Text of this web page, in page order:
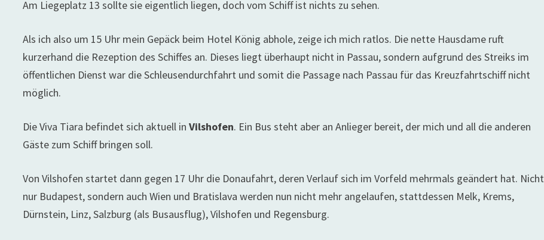
Am Liegeplatz 13 sollte sie eigentlich liegen, doch vom Schiff ist nichts zu sehen.
Als ich also um 15 Uhr mein Gepäck beim Hotel König abhole, zeige ich mich ratlos. Die nette Hausdame ruft
kurzerhand die Rezeption des Schiffes an. Dieses liegt überhaupt nicht in Passau, sondern aufgrund des Streiks im
öffentlichen Dienst war die Schleusendurchfahrt und somit die Passage nach Passau für das Kreuzfahrtschiff nicht
möglich.
Die Viva Tiara befindet sich aktuell inVilshofen. Ein Bus steht aber an Anlieger bereit, der mich und all die anderen
Gäste zum Schiff bringen soll.
Von Vilshofen startet dann gegen 17 Uhr die Donaufahrt, deren Verlauf sich im Vorfeld mehrmals geändert hat. Nicht
nur Budapest, sondern auch Wien und Bratislava werden nun nicht mehr angelaufen, stattdessen Melk, Krems,
Dürnstein, Linz, Salzburg (als Busausflug), Vilshofen und Regensburg.